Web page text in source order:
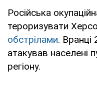
Російська
тероризувати
обстрілами. Вранці
атакував населені
регіону.